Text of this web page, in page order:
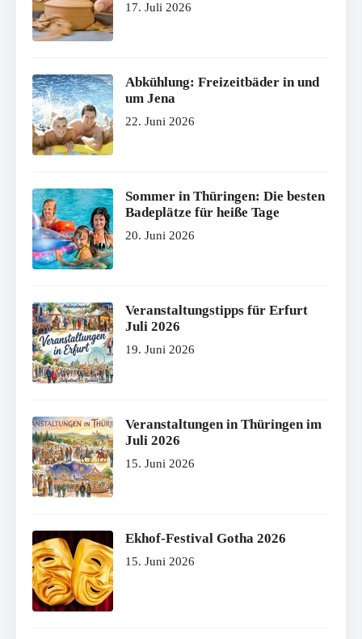
17. Juli 2026
Abkühlung: Freizeitbäder in und
um Jena
22. Juni 2026
Sommer in Thüringen: Die besten
Badeplätze für heiße Tage
20. Juni 2026
Veranstaltungstipps für Erfurt
Juli 2026
19. Juni 2026
Veranstaltungen in Thüringen im
Juli 2026
15. Juni 2026
Ekhof-Festival Gotha 2026
15. Juni 2026